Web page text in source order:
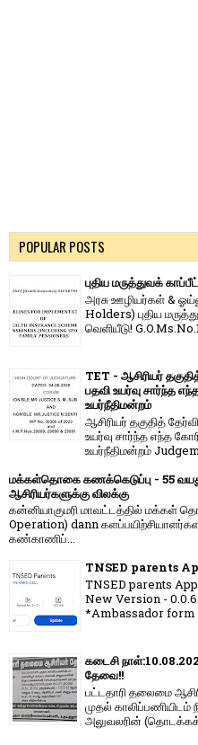
POPULAR POSTS
புதிய மருத்துவக்
அரசு ஊழியர்கள் &
Holders) புதிய
வெளியீடு!
TET - ஆசிரியர்
பதவி உயர்வு சார்ந்த
உயர்நீதிமன்றம்
ஆசிரியர் தகுதித்
உயர்வு சார்ந்த எந்த
உயர்நீதிமன்றம்
மக்கள்தொகை கணக்கெடுப்பு - 55
ஆசிரியர்களுக்கு விலக்கு
கன்னியாகுமரி மாவட்டத்தில் மக்கள்
Operation) dann
கண்காணிப்...
TNSED parents
TNSED parents
New Version -
*Ambassador form
கடைசி
தேவை!!
பட்டதாரி தலைமை
முதல் காலிப்பணியிடம்
அலுவலரின்